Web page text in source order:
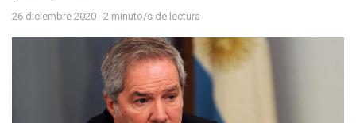
26 diciembre 2020 2 minuto/s de lectura